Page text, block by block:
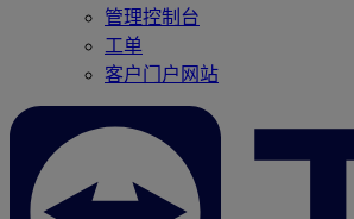
管理控制台
工单
客户门户网站